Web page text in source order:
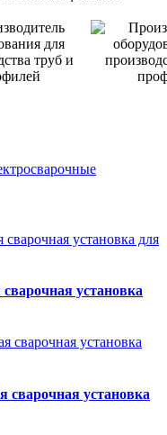
установка
сварочная установка